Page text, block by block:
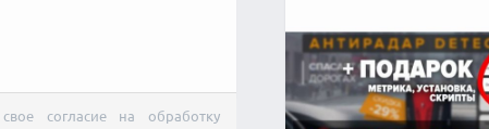
согласие на обработку